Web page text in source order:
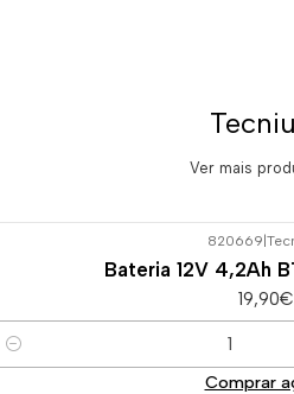
Ver mais
820669
Bateria 12V 4,2Ah
19,90€
Comprar